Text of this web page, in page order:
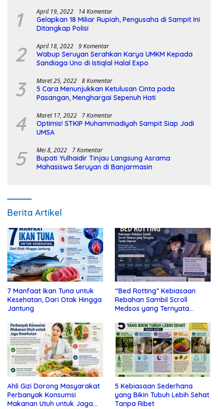
1 April 19, 2022 14 Komentar
Gelapkan 18 Miliar Rupiah, Pengusaha di Sampit Ini
Ditangkap Polisi
2 April 18, 2022 9 Komentar
Wabup Seruyan Serahkan Karya UMKM Kepada
Sandiaga Uno di Istiqlal Halal Expo
3 Maret 25, 2022 8 Komentar
5 Cara Menunjukkan Ketulusan Cinta pada
Pasangan, Menghargai Sepenuh Hati
4 Maret 17, 2022 7 Komentar
Optimis! STKIP Muhammadiyah Sampit Siap Jadi
UMSA
5 Mei 8, 2022 7 Komentar
Bupati Yulhaidir Tinjau Langsung Asrama
Mahasiswa Seruyan di Banjarmasin
Berita Artikel
7 Manfaat Ikan Tuna untuk
Kesehatan, Dari Otak Hingga
Jantung
“Bed Rotting” Kebiasaan
Rebahan Sambil Scroll
Medsos yang Ternyata
Ahli Gizi Dorong Masyarakat
Perbanyak Konsumsi
Makanan Utuh untuk Jaga
5 Kebiasaan Sederhana
yang Bikin Tubuh Lebih Sehat
Tanpa Ribet